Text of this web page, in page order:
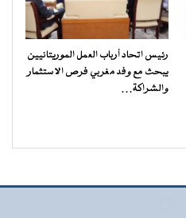
رئيس اتحاد أرباب العمل الموريتانيين
يبحث مع وفد مغربي فرص الاستثمار
والشراكة…